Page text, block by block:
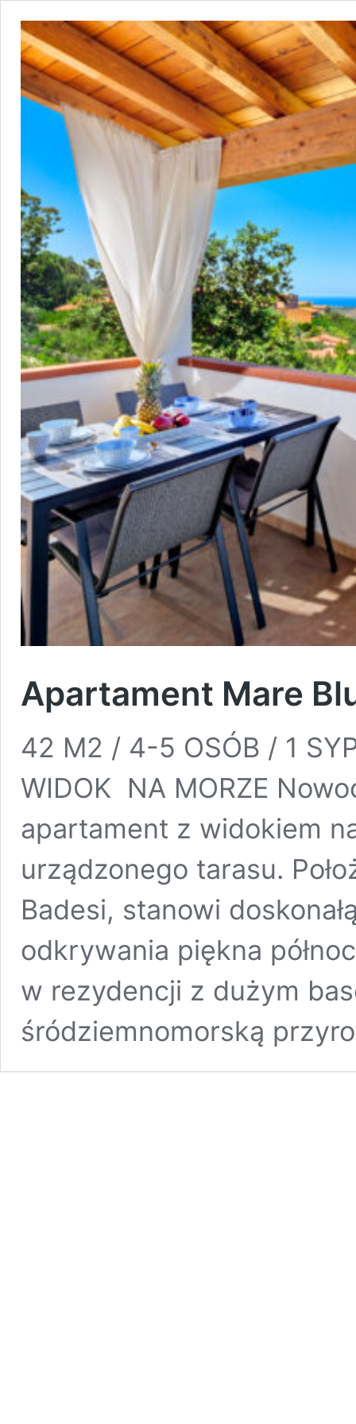
Apartament Mare
42 M2 / 4-5 OSÓB / 1
WIDOK NA MORZE
apartament z widokiem
urządzonego tarasu.
Badesi, stanowi
odkrywania piękna
w rezydencji z dużym
śródziemnomorską